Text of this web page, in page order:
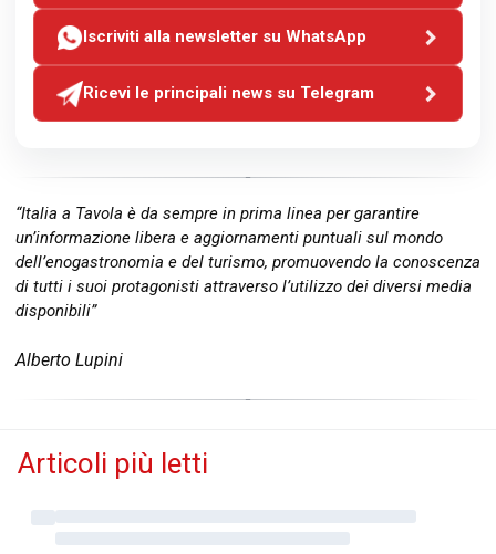
Iscriviti alla newsletter su WhatsApp
Ricevi le principali news su Telegram
“Italia a Tavola è da sempre in prima linea per garantire
un’informazione libera e aggiornamenti puntuali sul mondo
dell’enogastronomia e del turismo, promuovendo la conoscenza
di tutti i suoi protagonisti attraverso l’utilizzo dei diversi media
disponibili”
Alberto Lupini
Articoli più letti